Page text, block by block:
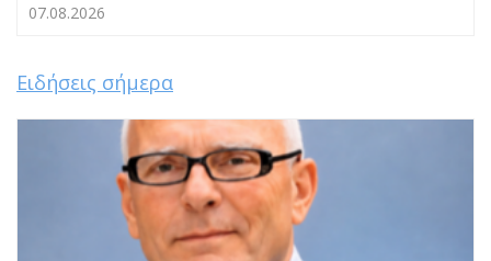
07.08.2026
Ειδήσεις σήμερα